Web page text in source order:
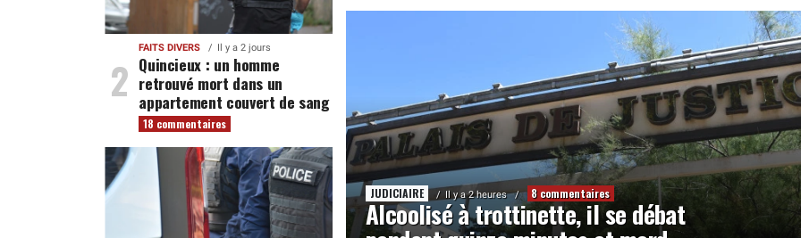
JUDICIAIRE Il y a 2 heures 8 commentaires
Alcoolisé à trottinette, il se débat
FAITS DIVERS Il y a 2 jours
Quincieux : un homme
retrouvé mort dans un
appartement couvert de sang
18 commentaires